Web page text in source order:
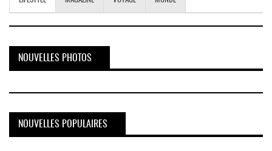
NOUVELLES PHOTOS
NOUVELLES POPULAIRES